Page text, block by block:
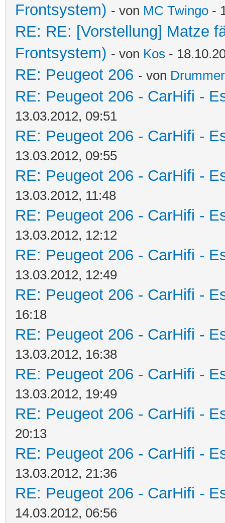
Frontsystem) - von MC Twingo -
RE: RE: [Vorstellung] Matze
Frontsystem) - von Kos -
RE: Peugeot 206 - von
RE: Peugeot 206 - CarHifi -
13.03.2012, 09:51
RE: Peugeot 206 - CarHifi -
13.03.2012, 09:55
RE: Peugeot 206 - CarHifi -
13.03.2012, 11:48
RE: Peugeot 206 - CarHifi -
13.03.2012, 12:12
RE: Peugeot 206 - CarHifi -
13.03.2012, 12:49
RE: Peugeot 206 - CarHifi -
16:18
RE: Peugeot 206 - CarHifi -
13.03.2012, 16:38
RE: Peugeot 206 - CarHifi -
13.03.2012, 19:49
RE: Peugeot 206 - CarHifi -
20:13
RE: Peugeot 206 - CarHifi -
13.03.2012, 21:36
RE: Peugeot 206 - CarHifi -
14.03.2012, 06:56